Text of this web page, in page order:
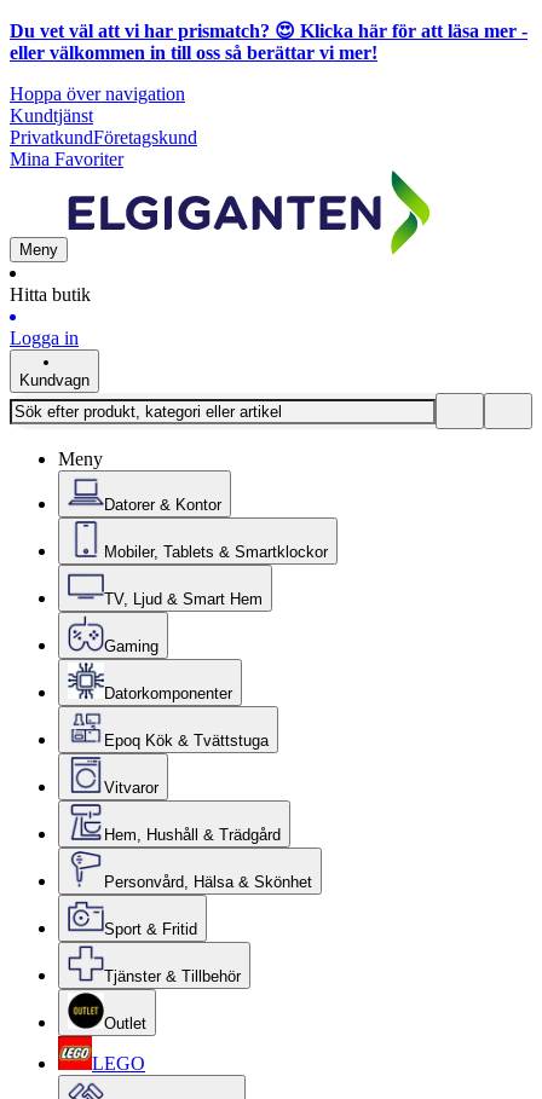
Du vet väl att vi har prismatch? 😍 Klicka här för att läsa mer -
eller välkommen in till oss så berättar vi mer!
Hoppa över navigation
Kundtjänst
PrivatkundFöretagskund
Mina Favoriter
Meny
Hitta butik
Logga in
Kundvagn
Meny
Datorer & Kontor
Mobiler, Tablets & Smartklockor
TV, Ljud & Smart Hem
Gaming
Datorkomponenter
Epoq Kök & Tvättstuga
Vitvaror
Hem, Hushåll & Trädgård
Personvård, Hälsa & Skönhet
Sport & Fritid
Tjänster & Tillbehör
Outlet
LEGO